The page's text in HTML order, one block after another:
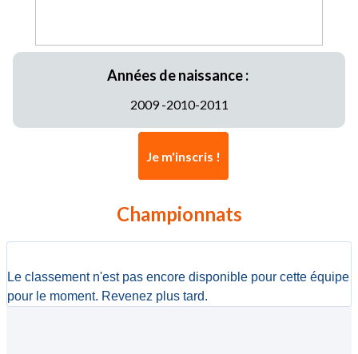
Années de naissance :
2009 -2010-2011
Je m'inscris !
Championnats